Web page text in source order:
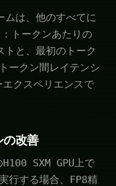
ムは、他のすべてに
トークンあたりの
トと、最初のトーク
ークン間レイテンシ
エクスペリエンスで
の改善
SXM GPU上で
する場合、FP8精